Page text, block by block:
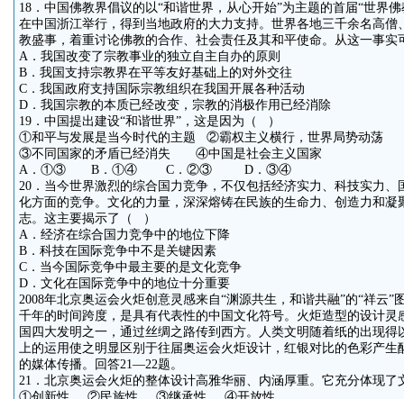
18．中国佛教界倡议的以“和谐世界，从心开始”为主题的首届“世界
在中国浙江举行，得到当地政府的大力支持。世界各地三千余名高僧
教盛事，着重讨论佛教的合作、社会责任及其和平使命。从这一事
A．我国改变了宗教事业的独立自主自办的原则
B．我国支持宗教界在平等友好基础上的对外交往
C．我国政府支持国际宗教组织在我国开展各种活动
D．我国宗教的本质已经改变，宗教的消极作用已经消除
19．中国提出建设“和谐世界”，这是因为（ ）
①和平与发展是当今时代的主题 ②霸权主义横行，世界局势动荡
③不同国家的矛盾已经消失 ④中国是社会主义国家
A．①③ B．①④ C．②③ D．③④
20．当今世界激烈的综合国力竞争，不仅包括经济实力、科技实力
化方面的竞争。文化的力量，深深熔铸在民族的生命力、创造力和凝
志。这主要揭示了（ ）
A．经济在综合国力竞争中的地位下降
B．科技在国际竞争中不是关键因素
C．当今国际竞争中最主要的是文化竞争
D．文化在国际竞争中的地位十分重要
2008年北京奥运会火炬创意灵感来自“渊源共生，和谐共融”的“祥云”
千年的时间跨度，是具有代表性的中国文化符号。火炬造型的设计灵
国四大发明之一，通过丝绸之路传到西方。人类文明随着纸的出现
上的运用使之明显区别于往届奥运会火炬设计，红银对比的色彩产生
的媒体传播。回答21—22题。
21．北京奥运会火炬的整体设计高雅华丽、内涵厚重。它充分体现